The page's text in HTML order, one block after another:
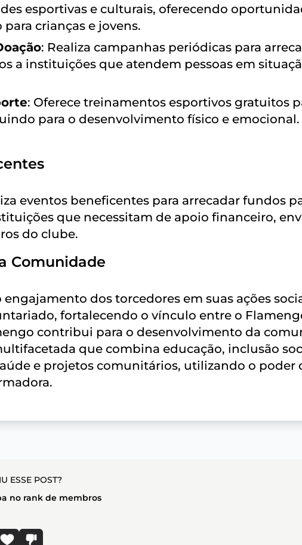
esportivas e culturais, oferecendo
crianças e jovens.
: Realiza campanhas periódicas para
a instituições que atendem pessoas em
: Oferece treinamentos esportivos gratuitos
para o desenvolvimento físico e emocional.
eventos beneficentes para arrecadar fundos
que necessitam de apoio financeiro,
do clube.
Comunidade
dos torcedores em suas ações
fortalecendo o vínculo entre o
contribui para o desenvolvimento da
que combina educação, inclusão
e projetos comunitários, utilizando o poder
ESSE POST?
no rank de membros